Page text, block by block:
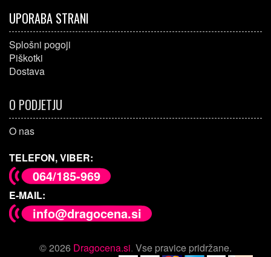
UPORABA STRANI
Splošni pogoji
Piškotki
Dostava
O PODJETJU
O nas
TELEFON, VIBER:
064/185-969
E-MAIL:
info@dragocena.si
© 2026 Dragocena.si. Vse pravice pridržane.